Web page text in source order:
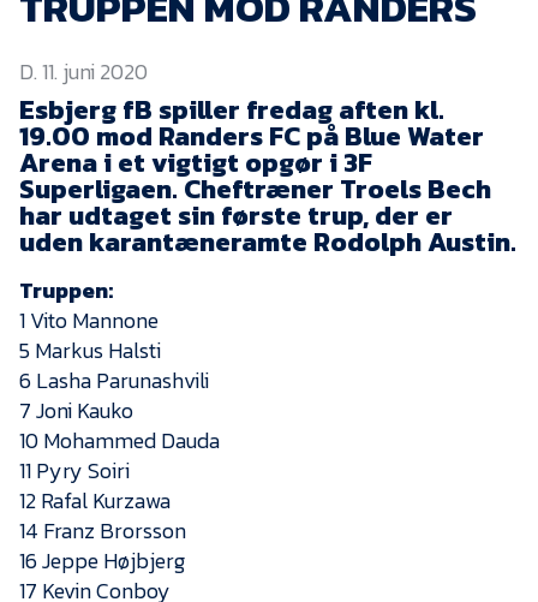
EfB Akademi
Sydvestjysk Fodbold
Samarbejde
Partnere
Aktionærinformation
Kontakt
Presse
D. 11. juni 2020
Esbjerg fB spiller fredag aften kl.
19.00 mod Randers FC på Blue Water
Arena i et vigtigt opgør i 3F
Superligaen. Cheftræner Troels Bech
har udtaget sin første trup, der er
uden karantæneramte Rodolph Austin.
Truppen:
1 Vito Mannone
5 Markus Halsti
6 Lasha Parunashvili
7 Joni Kauko
10 Mohammed Dauda
11 Pyry Soiri
12 Rafal Kurzawa
14 Franz Brorsson
16 Jeppe Højbjerg
17 Kevin Conboy